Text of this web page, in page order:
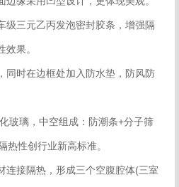
级三元乙丙发泡密封胶条，增强隔
果。
同时在边框处加入防水垫，防风防
玻璃，中空组成：防潮条+分子筛
热性创行业新高标准。
连接隔热，形成三个空腹腔体(三室